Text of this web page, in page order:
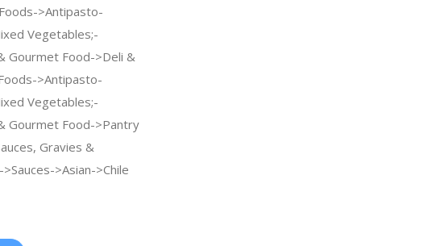
>Antipasto-
Vegetables;-
Gourmet Food->Deli &
>Antipasto-
Vegetables;-
Gourmet Food->Pantry
Gravies &
>Asian->Chile